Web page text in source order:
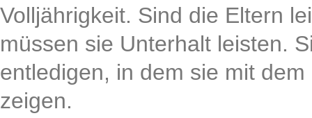
Volljährigkeit. Sind die Eltern
müssen sie Unterhalt leisten.
entledigen, in dem sie mit
zeigen.